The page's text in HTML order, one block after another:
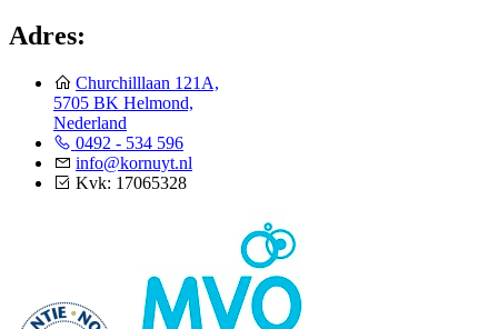
Adres:
Churchilllaan 121A,
5705 BK Helmond,
Nederland
0492 - 534 596
info@kornuyt.nl
Kvk: 17065328